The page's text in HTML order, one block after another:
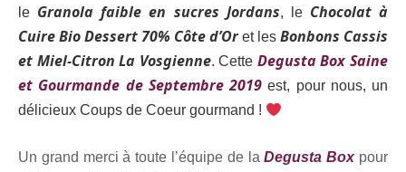
le Granola faible en sucres Jordans, le Chocolat à
Cuire Bio Dessert 70% Côte d’Or et les Bonbons Cassis
et Miel-Citron La Vosgienne. Cette Degusta Box Saine
et Gourmande de Septembre 2019 est, pour nous, un
délicieux Coups de Coeur gourmand !
Un grand merci à toute l’équipe de laDegusta Box pour